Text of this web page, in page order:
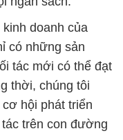
doanh của
có những sản
tác mới có thể đạt
thời, chúng tôi
hội phát triển
trên con đường